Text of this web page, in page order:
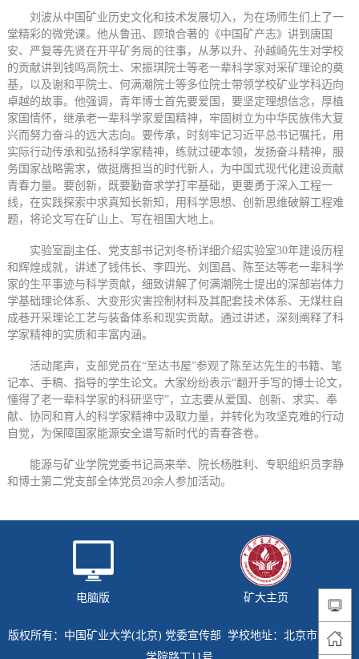
刘波从中国矿业历史文化和技术发展切入，为在场师生们上了一
堂精彩的微党课。他从鲁迅、顾琅合著的《中国矿产志》讲到唐国
安、严复等先贤在开平矿务局的往事，从茅以升、孙越崎先生对学校
的贡献讲到钱鸣高院士、宋振琪院士等老一辈科学家对采矿理论的奠
基，以及谢和平院士、何满潮院士等多位院士带领学校矿业学科迈向
卓越的故事。他强调，青年博士首先要爱国，要坚定理想信念，厚植
家国情怀，继承老一辈科学家爱国精神，牢固树立为中华民族伟大复
兴而努力奋斗的远大志向。要传承，时刻牢记习近平总书记嘱托，用
实际行动传承和弘扬科学家精神，练就过硬本领，发扬奋斗精神，服
务国家战略需求，做挺膺担当的时代新人，为中国式现代化建设贡献
青春力量。要创新，既要勤奋求学打牢基础，更要勇于深入工程一
线，在实践探索中求真知长新知，用科学思想、创新思维破解工程难
题，将论文写在矿山上、写在祖国大地上。
实验室副主任、党支部书记刘冬桥详细介绍实验室30年建设历程
和辉煌成就，讲述了钱伟长、李四光、刘国昌、陈至达等老一辈科学
家的生平事迹与科学贡献，细致讲解了何满潮院士提出的深部岩体力
学基础理论体系、大变形灾害控制材料及其配套技术体系、无煤柱自
成巷开采理论工艺与装备体系和现实贡献。通过讲述，深刻阐释了科
学家精神的实质和丰富内涵。
活动尾声，支部党员在“至达书屋”参观了陈至达先生的书籍、笔
记本、手稿、指导的学生论文。大家纷纷表示“翻开手写的博士论文，
懂得了老一辈科学家的科研坚守”，立志要从爱国、创新、求实、奉
献、协同和育人的科学家精神中汲取力量，并转化为攻坚克难的行动
自觉，为保障国家能源安全谱写新时代的青春答卷。
能源与矿业学院党委书记高来举、院长杨胜利、专职组织员李静
和博士第二党支部全体党员20余人参加活动。
电脑版 矿大主页
版权所有：中国矿业大学(北京) 党委宣传部 学校地址：北京市海淀区